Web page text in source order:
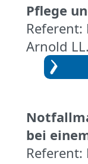
Pflege
Referent:
Arnold
bei
Referent: